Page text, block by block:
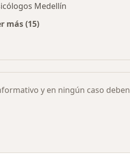
Medellín
más (15)
y en ningún caso deben